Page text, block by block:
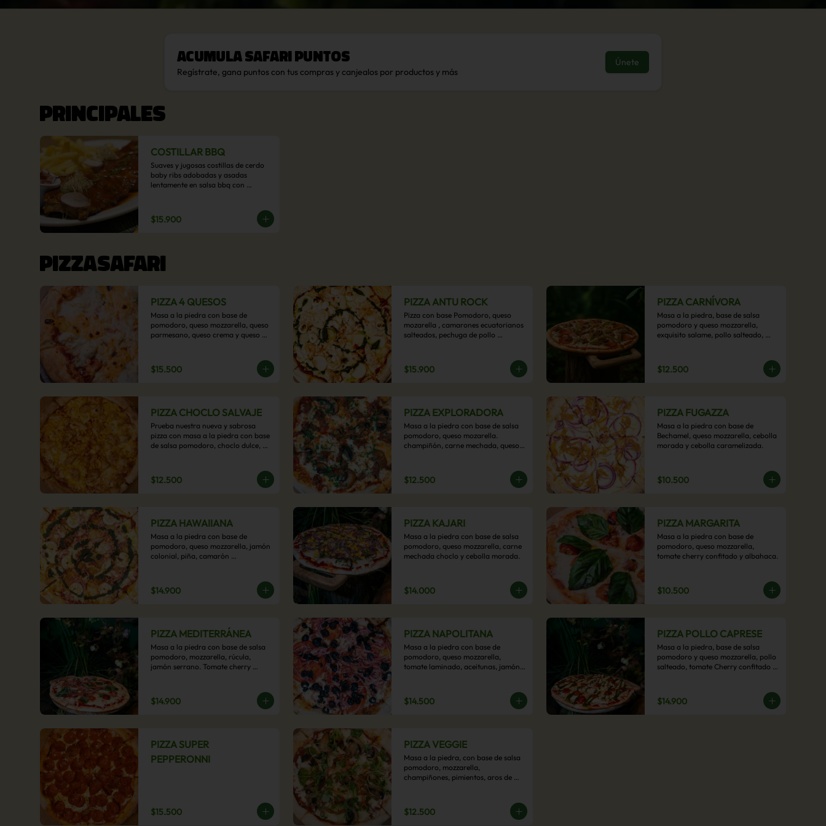
AcumulaSafari Puntos
Regístrate, gana puntos con tus compras y canjealos por productos y más
Únete
PRINCIPALES
COSTILLAR BBQ
Suaves y jugosas costillas de cerdo
baby ribs adobadas y asadas
lentamente en salsa bbq con
tradicional, Puré picante, Verduras
salteadas, Papas parmentier, Papas
$15.900
PIZZASAFARI
PIZZA 4 QUESOS
Masa a la piedra con base de
pomodoro, queso mozzarella, queso
parmesano, queso crema y queso
$15.500
PIZZA ANTU ROCK
Pizza con base Pomodoro, queso
mozarella , camarones ecuatorianos
salteados, pechuga de pollo
casero.
$15.900
PIZZA CARNÍVORA
Masa a la piedra, base de salsa
pomodoro y queso mozzarella,
exquisito salame, pollo salteado,
$12.500
PIZZA CHOCLO SALVAJE
Prueba nuestra nueva y sabrosa
pizza con masa a la piedra con base
de salsa pomodoro, choclo dulce,
$12.500
PIZZA EXPLORADORA
Masa a la piedra con base de salsa
pomodoro, queso mozarella.
champiñón, carne mechada, queso
$12.500
PIZZA FUGAZZA
Masa a la piedra con base de
Bechamel, queso mozzarella, cebolla
morada y cebolla caramelizada.
$10.500
PIZZA HAWAIIANA
Masa a la piedra con base de
pomodoro, queso mozzarella, jamón
colonial, piña, camarón
casero.
$14.900
PIZZA KAJARI
Masa a la piedra con base de salsa
pomodoro, queso mozzarella, carne
mechada choclo y cebolla morada.
$14.000
PIZZA MARGARITA
Masa a la piedra con base de
pomodoro, queso mozzarella,
tomate cherry confitado y albahaca.
$10.500
PIZZA MEDITERRÁNEA
Masa a la piedra con base de salsa
pomodoro, mozzarella, rúcula,
jamón serrano. Tomate cherry
$14.900
PIZZA NAPOLITANA
Masa a la piedra con base de
pomodoro, queso mozzarella,
tomate laminado, aceitunas, jamón
$14.500
PIZZA POLLO CAPRESE
Masa a la piedra, base de salsa
pomodoro y queso mozzarella, pollo
salteado, tomate Cherry confitado y
$14.900
PIZZA SUPER
PEPPERONNI
$15.500
PIZZA VEGGIE
Masa a la piedra, con base de salsa
pomodoro, mozzarella,
champiñones, pimientos, aros de
$12.500